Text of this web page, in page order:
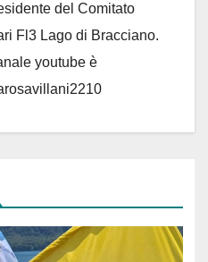
del Comitato
Fl3 Lago di Bracciano.
youtube è